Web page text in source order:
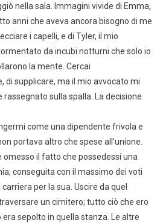
nella sala. Immagini vivide di Emma,
anni che aveva ancora bisogno di me
i capelli, e di Tyler, il mio
da incubi notturni che solo io
la mente. Cercai
di supplicare, ma il mio avvocato mi
sulla spalla. La decisione
come una dipendente frivola e
portava altro che spese all’unione.
il fatto che possedessi una
conseguita con il massimo dei voti
per la sua. Uscire da quel
un cimitero; tutto ciò che ero
sepolto in quella stanza. Le altre